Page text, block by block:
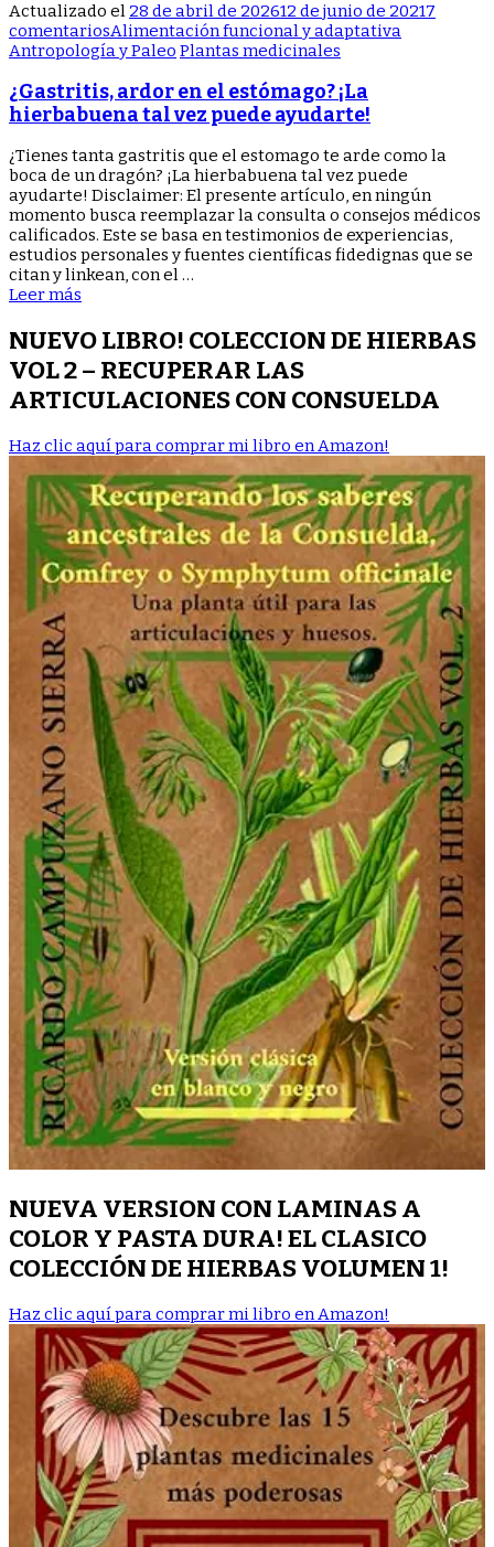
Actualizado el 28 de abril de 202612 de junio de 20217
comentariosen
¿Gastritis,
en
el
estómago?
¡La
hierbabuena
tal
vez
puede
ayudarte!
Alimentación funcional y adaptativa
Antropología y Paleo Plantas medicinales
¿Gastritis, ardor en el estómago? ¡La
hierbabuena tal vez puede ayudarte!
¿Tienes tanta gastritis que el estomago te arde como la
boca de un dragón? ¡La hierbabuena tal vez puede
ayudarte! Disclaimer: El presente artículo, en ningún
momento busca reemplazar la consulta o consejos médicos
calificados. Este se basa en testimonios de experiencias,
estudios personales y fuentes científicas fidedignas que se
citan y linkean, con el …
Leer más
NUEVO LIBRO! COLECCION DE HIERBAS
VOL 2 – RECUPERAR LAS
ARTICULACIONES CON CONSUELDA
Haz clic aquí para comprar mi libro en Amazon!
NUEVA VERSION CON LAMINAS A
COLOR Y PASTA DURA! EL CLASICO
COLECCIÓN DE HIERBAS VOLUMEN 1!
Haz clic aquí para comprar mi libro en Amazon!